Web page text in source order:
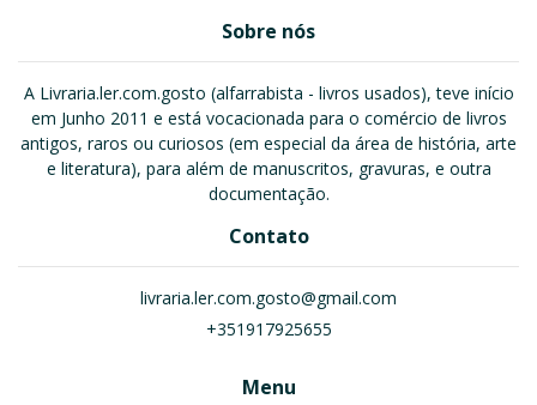
Sobre nós
A Livraria.ler.com.gosto (alfarrabista - livros usados), teve início
em Junho 2011 e está vocacionada para o comércio de livros
antigos, raros ou curiosos (em especial da área de história, arte
e literatura), para além de manuscritos, gravuras, e outra
documentação.
Contato
livraria.ler.com.gosto@gmail.com
+351917925655
Menu